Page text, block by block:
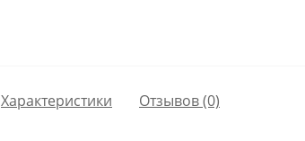
Характеристики Отзывов (0)